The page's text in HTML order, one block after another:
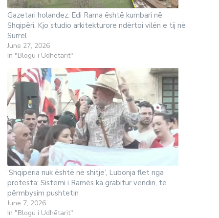
Gazetari holandez: Edi Rama është kumbari në
Shqipëri. Kjo studio arkitekturore ndërtoi vilën e tij në
Surrel
June 27, 2026
In "Blogu i Udhëtarit"
‘Shqipëria nuk është në shitje’, Lubonja flet nga
protesta: Sistemi i Ramës ka grabitur vendin, të
përmbysim pushtetin
June 7, 2026
In "Blogu i Udhëtarit"